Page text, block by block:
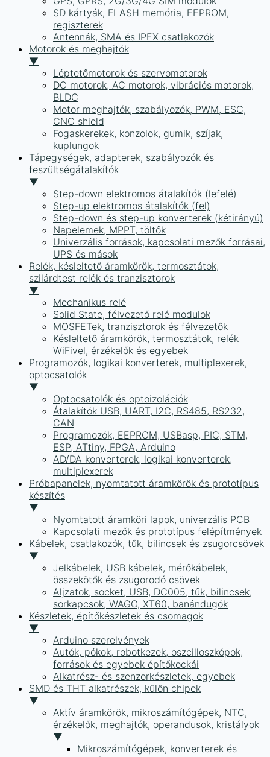
SD kártyák, FLASH memória, EEPROM,
regiszterek
Antennák, SMA és IPEX csatlakozók
Motorok és meghajtók
▼
Léptetőmotorok és szervomotorok
DC motorok, AC motorok, vibrációs motorok,
BLDC
Motor meghajtók, szabályozók, PWM, ESC,
CNC shield
Fogaskerekek, konzolok, gumik, szíjak,
kuplungok
Tápegységek, adapterek, szabályozók és
feszültségátalakítók
▼
Step-down elektromos átalakítók (lefelé)
Step-up elektromos átalakítók (fel)
Step-down és step-up konverterek (kétirányú)
Napelemek, MPPT, töltők
Univerzális források, kapcsolati mezők forrásai,
UPS és mások
Relék, késleltető áramkörök, termosztátok,
szilárdtest relék és tranzisztorok
▼
Mechanikus relé
Solid State, félvezető relé modulok
MOSFETek, tranzisztorok és félvezetők
Késleltető áramkörök, termosztátok, relék
WiFivel, érzékelők és egyebek
Programozók, logikai konverterek, multiplexerek,
optocsatolók
▼
Optocsatolók és optoizolációk
Átalakítók USB, UART, I2C, RS485, RS232,
CAN
Programozók, EEPROM, USBasp, PIC, STM,
ESP, ATtiny, FPGA, Arduino
AD/DA konverterek, logikai konverterek,
multiplexerek
Próbapanelek, nyomtatott áramkörök és prototípus
készítés
▼
Nyomtatott áramköri lapok, univerzális PCB
Kapcsolati mezők és prototípus felépítmények
Kábelek, csatlakozók, tűk, bilincsek és zsugorcsövek
▼
Jelkábelek, USB kábelek, mérőkábelek,
összekötők és zsugorodó csövek
Aljzatok, socket, USB, DC005, tűk, bilincsek,
sorkapcsok, WAGO, XT60, banándugók
Készletek, építőkészletek és csomagok
▼
Arduino szerelvények
Autók, pókok, robotkezek, oszcilloszkópok,
források és egyebek építőkockái
Alkatrész- és szenzorkészletek, egyebek
SMD és THT alkatrészek, külön chipek
▼
Aktív áramkörök, mikroszámítógépek, NTC,
érzékelők, meghajtók, operandusok, kristályok
▼
Mikroszámítógépek, konverterek és